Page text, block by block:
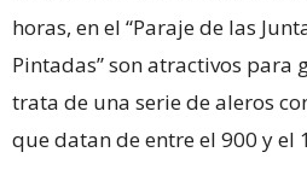
horas, en el “Paraje de las
Pintadas” son atractivos para
trata de una serie de aleros
que datan de entre el 900 y el